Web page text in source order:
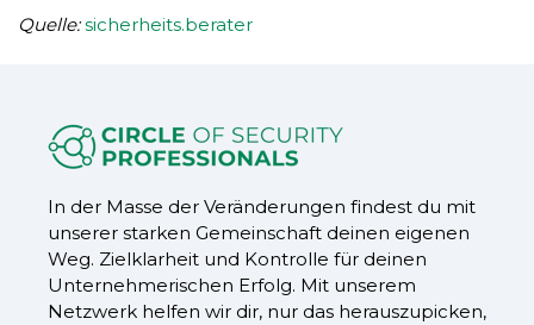
Quelle:sicherheits.berater
In der Masse der Veränderungen findest du mit
unserer starken Gemeinschaft deinen eigenen
Weg. Zielklarheit und Kontrolle für deinen
Unternehmerischen Erfolg. Mit unserem
Netzwerk helfen wir dir, nur das herauszupicken,